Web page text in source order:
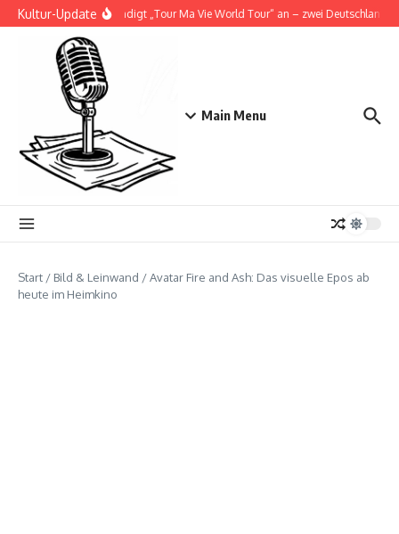
Zum Inhalt springen
Kultur-Update
Doja Cat kündigt „Tour Ma Vie World Tour“ an – zwei
Main Menu
Start / Bild & Leinwand /Avatar Fire and Ash: Das visuelle Epos ab
heute im Heimkino